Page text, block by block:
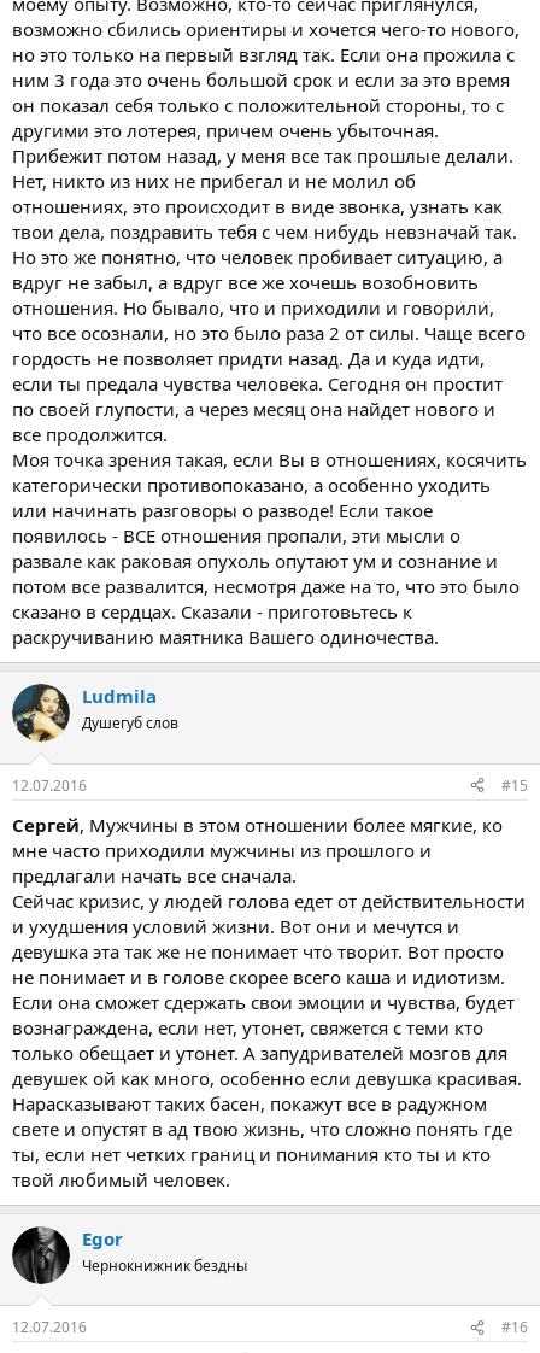
возможно сбились ориентиры и хочется чего-то нового,
но это только на первый взгляд так. Если она прожила с
ним 3 года это очень большой срок и если за это время
он показал себя только с положительной стороны, то с
другими это лотерея, причем очень убыточная.
Прибежит потом назад, у меня все так прошлые делали.
Нет, никто из них не прибегал и не молил об
отношениях, это происходит в виде звонка, узнать как
твои дела, поздравить тебя с чем нибудь невзначай так.
Но это же понятно, что человек пробивает ситуацию, а
вдруг не забыл, а вдруг все же хочешь возобновить
отношения. Но бывало, что и приходили и говорили,
что все осознали, но это было раза 2 от силы. Чаще всего
гордость не позволяет придти назад. Да и куда идти,
если ты предала чувства человека. Сегодня он простит
по своей глупости, а через месяц она найдет нового и
все продолжится.
Моя точка зрения такая, если Вы в отношениях, косячить
категорически противопоказано, а особенно уходить
или начинать разговоры о разводе! Если такое
появилось - ВСЕ отношения пропали, эти мысли о
развале как раковая опухоль опутают ум и сознание и
потом все развалится, несмотря даже на то, что это было
сказано в сердцах. Сказали - приготовьтесь к
раскручиванию маятника Вашего одиночества.
Ludmila
Душегуб слов
12.07.2016 #15
Сергей, Мужчины в этом отношении более мягкие, ко
мне часто приходили мужчины из прошлого и
предлагали начать все сначала.
Сейчас кризис, у людей голова едет от действительности
и ухудшения условий жизни. Вот они и мечутся и
девушка эта так же не понимает что творит. Вот просто
не понимает и в голове скорее всего каша и идиотизм.
Если она сможет сдержать свои эмоции и чувства, будет
вознаграждена, если нет, утонет, свяжется с теми кто
только обещает и утонет. А запудривателей мозгов для
девушек ой как много, особенно если девушка красивая.
Нарасказывают таких басен, покажут все в радужном
свете и опустят в ад твою жизнь, что сложно понять где
ты, если нет четких границ и понимания кто ты и кто
твой любимый человек.
Egor
Чернокнижник бездны
12.07.2016 #16